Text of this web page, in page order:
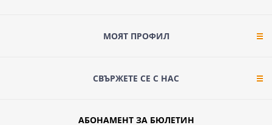
МОЯТ ПРОФИЛ
СВЪРЖЕТЕ СЕ С НАС
АБОНАМЕНТ ЗА БЮЛЕТИН